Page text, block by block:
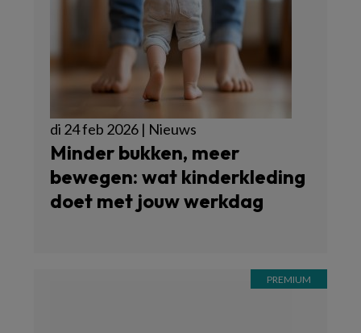
di 24 feb 2026 | Nieuws
Minder bukken, meer
bewegen: wat kinderkleding
doet met jouw werkdag